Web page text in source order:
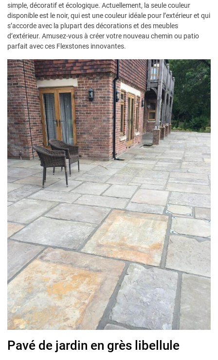
simple, décoratif et écologique. Actuellement, la seule couleur
disponible est le noir, qui est une couleur idéale pour l’extérieur et qui
s’accorde avec la plupart des décorations et des meubles
d’extérieur. Amusez-vous à créer votre nouveau chemin ou patio
parfait avec ces Flexstones innovantes.
Pavé de jardin en grès libellule